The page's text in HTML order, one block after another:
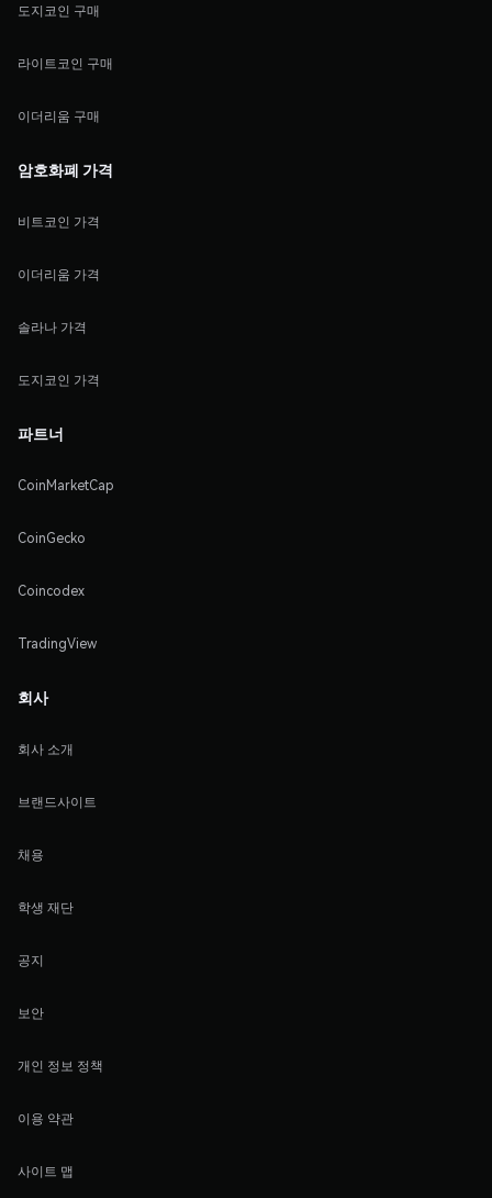
도지코인 구매
라이트코인 구매
이더리움 구매
암호화폐 가격
비트코인 가격
이더리움 가격
솔라나 가격
도지코인 가격
파트너
CoinMarketCap
CoinGecko
Coincodex
TradingView
회사
회사 소개
브랜드사이트
채용
학생 재단
공지
보안
개인 정보 정책
이용 약관
사이트 맵